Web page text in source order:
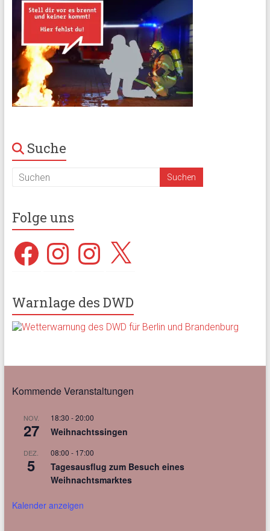
Suche
Folge uns
FacebookInstagramInstagram
X
Warnlage des DWD
Kommende Veranstaltungen
NOV.
27
18:30 -20:00
Weihnachtssingen
DEZ.
5
08:00 - 17:00
Tagesausflug zum Besuch eines
Weihnachtsmarktes
Kalender anzeigen